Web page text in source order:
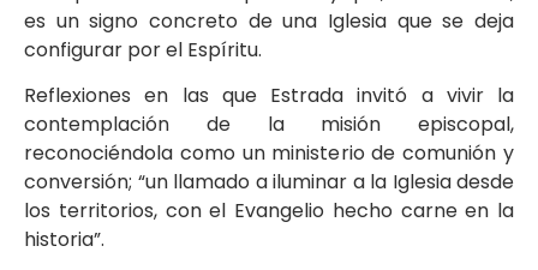
es un signo concreto de una Iglesia que se deja
configurar por el Espíritu.
Reflexiones en las que Estrada invitó a vivir la
contemplación de la misión episcopal,
reconociéndola como un ministerio de comunión y
conversión; “un llamado a iluminar a la Iglesia desde
los territorios, con el Evangelio hecho carne en la
historia”.